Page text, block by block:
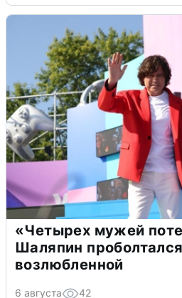
«Четырех мужей
Шаляпин
возлюбленной
6 августа 42